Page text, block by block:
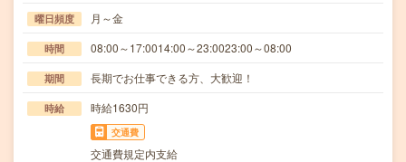
曜日頻度 月～金
時間 08:00～17:0014:00～23:0023:00～08:00
期間 長期でお仕事できる方、大歓迎！
時給 時給1630円
交通費
交通費規定内支給